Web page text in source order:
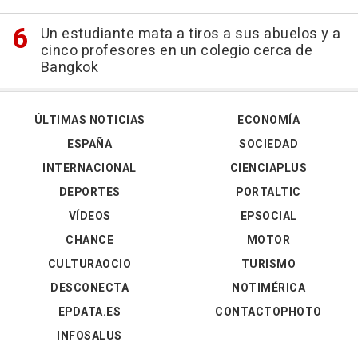
Un estudiante mata a tiros a sus abuelos y a
cinco profesores en un colegio cerca de
Bangkok
ÚLTIMAS NOTICIAS
ESPAÑA
INTERNACIONAL
DEPORTES
VÍDEOS
ECONOMÍA
SOCIEDAD
CIENCIAPLUS
PORTALTIC
EPSOCIAL
CHANCE
CULTURAOCIO
DESCONECTA
EPDATA.ES
INFOSALUS
MOTOR
TURISMO
NOTIMÉRICA
CONTACTOPHOTO